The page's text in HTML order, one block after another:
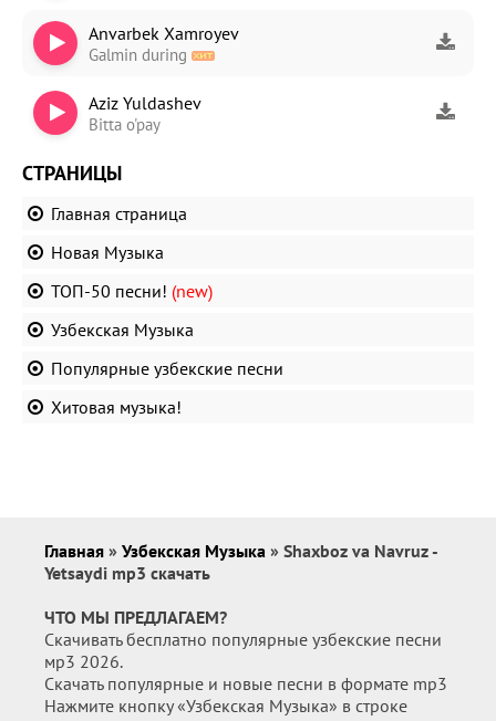
Anvarbek Xamroyev
Galmin during
Aziz Yuldashev
Bitta o'pay
СТРАНИЦЫ
Главная страница
Новая Музыка
ТОП-50 песни! (new)
Узбекская Музыка
Популярные узбекские песни
Хитовая музыка!
Главная » Узбекская Музыка » Shaxboz va Navruz -
Yetsaydi mp3 скачать
ЧТО МЫ ПРЕДЛАГАЕМ?
Скачивать бесплатно популярные узбекские песни
мр3 2026.
Скачать популярные и новые песни в формате mp3
Нажмите кнопку «Узбекская Музыка» в строке